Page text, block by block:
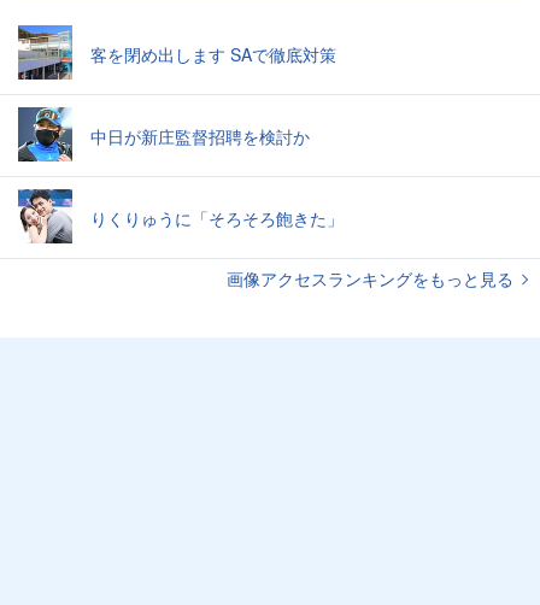
客を閉め出します SAで徹底対策
中日が新庄監督招聘を検討か
りくりゅうに「そろそろ飽きた」
画像アクセスランキングをもっと見る